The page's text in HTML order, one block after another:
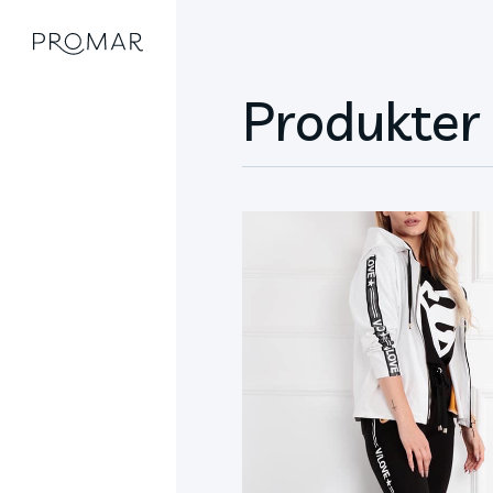
Produkter